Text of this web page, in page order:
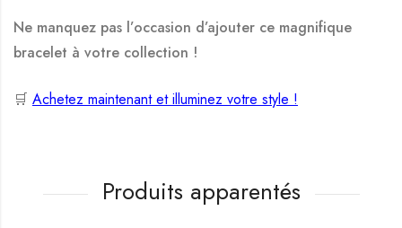
Ne manquez pas l’occasion d’ajouter ce magnifique
bracelet à votre collection !
🛒 Achetez maintenant et illuminez votre style !
Produits apparentés